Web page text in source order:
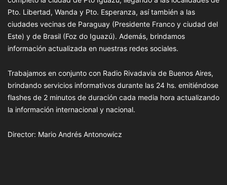
Pto. Libertad, Wanda y Pto. Esperanza, así también a las
ciudades vecinas de Paraguay (Presidente Franco y ciudad del
Este) y de Brasil (Foz do Iguazú). Además, brindamos
información actualizada en nuestras redes sociales.
Trabajamos en conjunto con Radio Rivadavia de Buenos Aires,
brindando servicios informativos durante las 24 hs. emitiéndose
flashes de 2 minutos de duración cada media hora actualizando
la información internacional y nacional.
Director: Mario Andrés Antonowicz